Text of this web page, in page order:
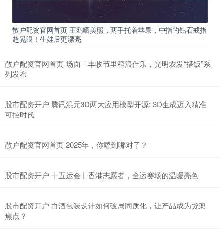
散户配资官网首页 王鸥晒美照，两手托着苹果，中指的钻石戒指
超晃眼！生娃后更漂亮
散户配资官网首页 场面｜丰收节里稻浪伴乐，光明农发“搭饭”系
列发布
股市配资开户 腾讯混元3D两大应用模型开源: 3D生成迈入精准
可控时代
散户配资官网首页 2025年，你嗑到哪对了？
股市配资开户 十五运会丨香港志愿者，全运赛场的温暖亮色
股市配资开户 白酒包装设计如何破局同质化，让产品成为货架
焦点？